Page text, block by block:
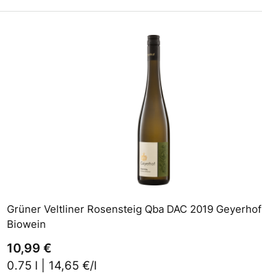
Grüner Veltliner Rosensteig Qba DAC 2019 Geyerhof
Biowein
10,99 €
0.75 l | 14,65 €/l